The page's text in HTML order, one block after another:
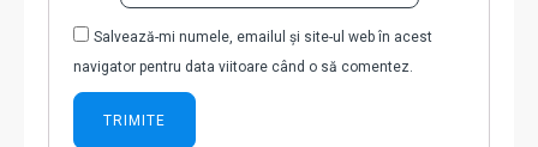
Salvează-mi numele, emailul și site-ul web în acest
navigator pentru data viitoare când o să comentez.